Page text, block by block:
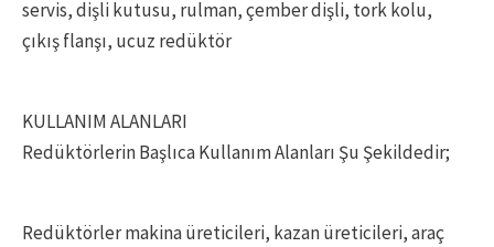
servis, dişli kutusu, rulman, çember dişli, tork kolu,
çıkış flanşı, ucuz redüktör
KULLANIM ALANLARI
Redüktörlerin Başlıca Kullanım Alanları Şu Şekildedir;
Redüktörler makina üreticileri, kazan üreticileri, araç